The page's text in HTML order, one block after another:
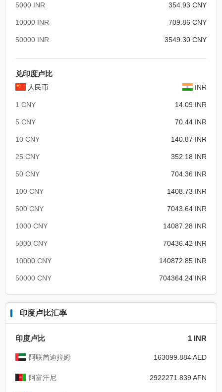
5000 INR 354.93 CNY
10000 INR 709.86 CNY
50000 INR 3549.30 CNY
兑印度卢比
人民币 INR
1 CNY 14.09 INR
5 CNY 70.44 INR
10 CNY 140.87 INR
25 CNY 352.18 INR
50 CNY 704.36 INR
100 CNY 1408.73 INR
500 CNY 7043.64 INR
1000 CNY 14087.28 INR
5000 CNY 70436.42 INR
10000 CNY 140872.85 INR
50000 CNY 704364.24 INR
印度卢比汇率
印度卢比 1 INR
阿联酋迪拉姆 163099.884 AED
阿富汗尼 2922271.839 AFN